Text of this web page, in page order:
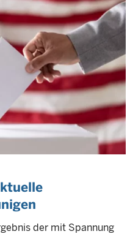
der mit Spannung